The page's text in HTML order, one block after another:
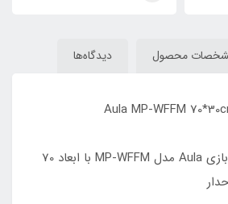
محصول دیدگاه‌ها
موس پد مخصوص بازی Aula مدل MP-WFFM با ابعاد 70